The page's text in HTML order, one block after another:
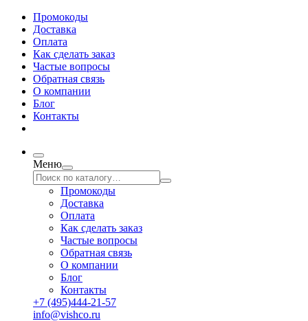
Промокоды
Доставка
Оплата
Как сделать заказ
Частые вопросы
Обратная связь
О компании
Блог
Контакты
Меню
Промокоды
Доставка
Оплата
Как сделать заказ
Частые вопросы
Обратная связь
О компании
Блог
Контакты
+7 (495)444-21-57
info@vishco.ru